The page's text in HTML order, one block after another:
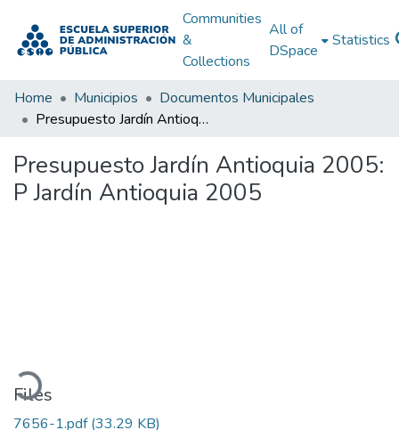
Communities
&
Collections
All of
DSpace
Statistics
Home Municipios
Documentos Municipales
Presupuesto Jardín Antioquia 2005: P Jardín Antioquia 2005
Presupuesto Jardín Antioquia 2005:
P Jardín Antioquia 2005
Files
7656-1.pdf(33.29 KB)